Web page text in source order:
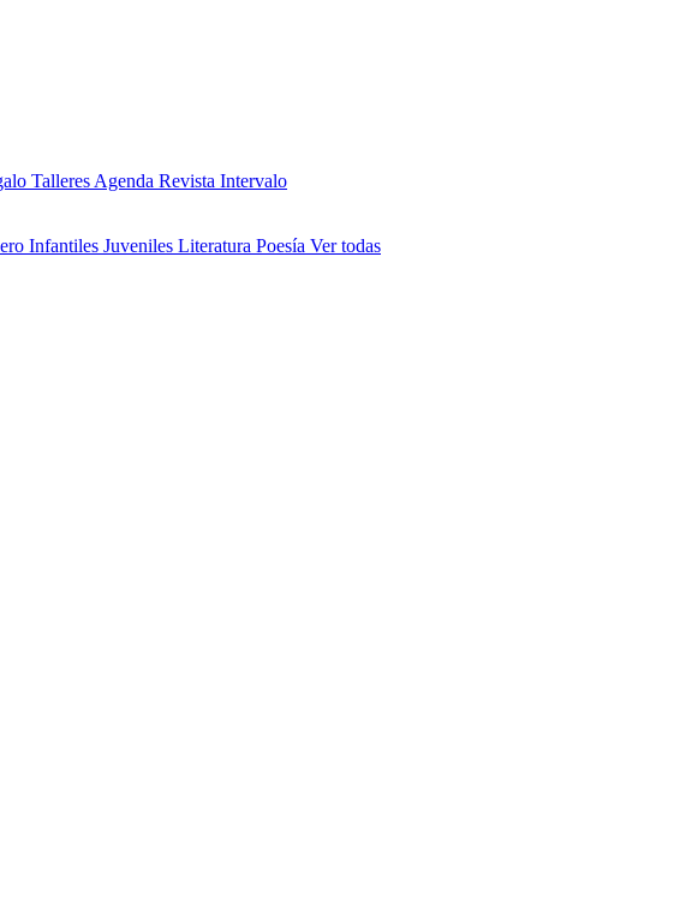
Talleres Agenda Revista Intervalo
Infantiles Juveniles Literatura Poesía Ver todas